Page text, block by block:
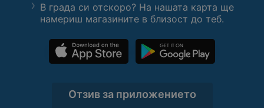
В града си отскоро? На нашата карта ще
намериш магазините в близост до теб.
Отзив за приложението